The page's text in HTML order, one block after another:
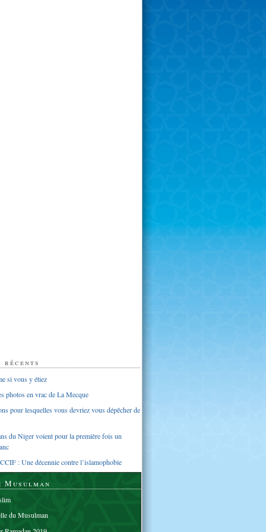
si vous y étiez
photos en vrac de La Mecque
pour lesquelles vous devriez vous dépêcher de
du Niger voient pour la première fois un
: Une décennie contre l’islamophobie
Musulman
du Musulman